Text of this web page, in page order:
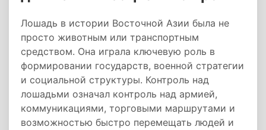
Лошадь в истории Восточной Азии была не
просто животным или транспортным
средством. Она играла ключевую роль в
формировании государств, военной стратегии
и социальной структуры. Контроль над
лошадьми означал контроль над армией,
коммуникациями, торговыми маршрутами и
возможностью быстро перемещать людей и